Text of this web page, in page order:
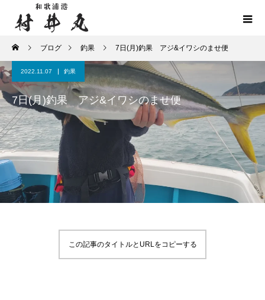
ブログ 釣果 7日(月)釣果 アジ&イワシのませ便
2022.11.07 釣果
7日(月)釣果 アジ&イワシのませ便
この記事のタイトルとURLをコピーする